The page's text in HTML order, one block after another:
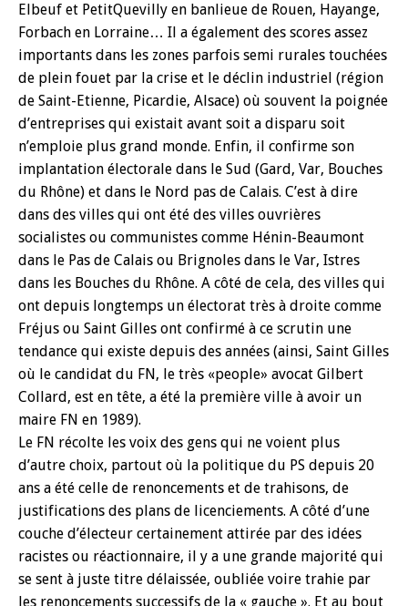
Elbeuf et PetitQuevilly en banlieue de Rouen, Hayange,
Forbach en Lorraine… Il a également des scores assez
importants dans les zones parfois semi rurales touchées
de plein fouet par la crise et le déclin industriel (région
de Saint-Etienne, Picardie, Alsace) où souvent la poignée
d’entreprises qui existait avant soit a disparu soit
n’emploie plus grand monde. Enfin, il confirme son
implantation électorale dans le Sud (Gard, Var, Bouches
du Rhône) et dans le Nord pas de Calais. C’est à dire
dans des villes qui ont été des villes ouvrières
socialistes ou communistes comme Hénin-Beaumont
dans le Pas de Calais ou Brignoles dans le Var, Istres
dans les Bouches du Rhône. A côté de cela, des villes qui
ont depuis longtemps un électorat très à droite comme
Fréjus ou Saint Gilles ont confirmé à ce scrutin une
tendance qui existe depuis des années (ainsi, Saint Gilles
où le candidat du FN, le très «people» avocat Gilbert
Collard, est en tête, a été la première ville à avoir un
maire FN en 1989).
Le FN récolte les voix des gens qui ne voient plus
d’autre choix, partout où la politique du PS depuis 20
ans a été celle de renoncements et de trahisons, de
justifications des plans de licenciements. A côté d’une
couche d’électeur certainement attirée par des idées
racistes ou réactionnaire, il y a une grande majorité qui
se sent à juste titre délaissée, oubliée voire trahie par
les renoncements successifs de la « gauche ». Et au bout